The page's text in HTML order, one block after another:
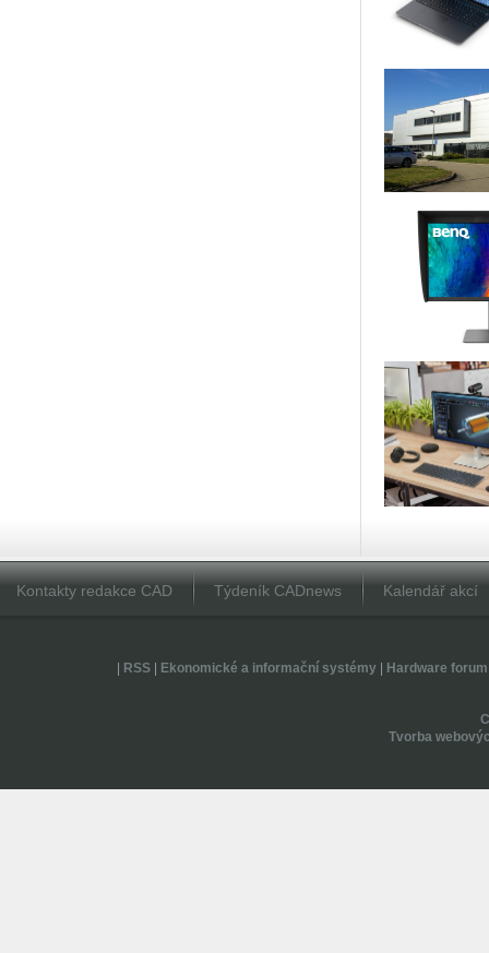
Kontakty redakce CAD Týdeník CADnews Kalendář akcí
RSS| Ekonomické a informační systémy| Hardware forum
Tvorba